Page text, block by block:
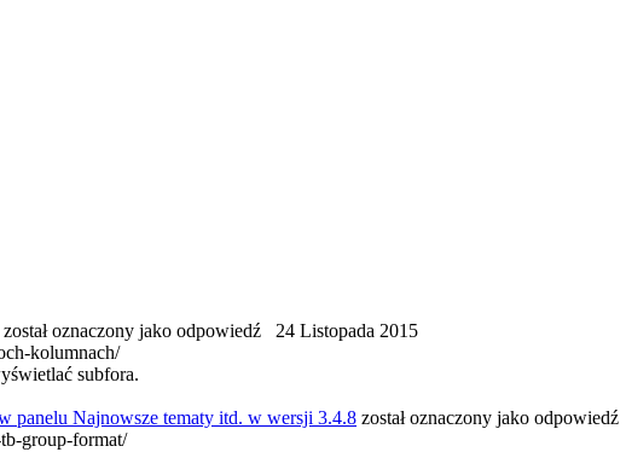
został oznaczony jako odpowiedź
24 Listopada 2015
kolumnach/
subfora.
panelu Najnowsze tematy itd. w wersji 3.4.8 został oznaczony jako odpowiedź
group-format/